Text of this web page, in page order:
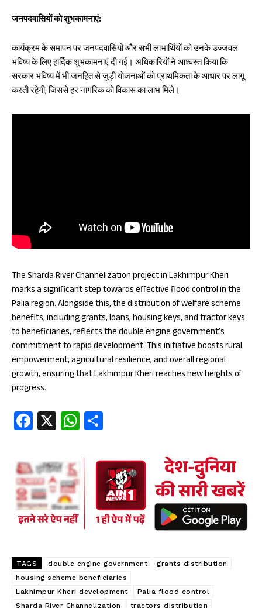
जनपदवासियों को शुभकामनाएं:
कार्यक्रम के समापन पर जनपदवासियों और सभी लाभार्थियों को उनके उज्जवल
भविष्य के लिए हार्दिक शुभकामनाएं दी गईं। अधिकारियों ने आश्वस्त किया कि
सरकार भविष्य में भी जनहित से जुड़ी योजनाओं को प्राथमिकता के आधार पर लागू
करती रहेगी, जिससे हर नागरिक को विकास का लाभ मिले।
The Sharda River Channelization project in Lakhimpur Kheri
marks a significant step towards effective flood control in the
Palia region. Alongside this, the distribution of welfare scheme
benefits, including grants, loans, housing keys, and tractor keys
to beneficiaries, reflects the double engine government’s
commitment to rapid development. This initiative boosts rural
empowerment, agricultural resilience, and overall regional
growth, ensuring that Lakhimpur Kheri reaches new heights of
progress.
Fa
ce
b
oo
k
X W
ha
ts
A
p
p
re
TAGS double engine government
grants distribution
housing scheme beneficiaries
Lakhimpur Kheri development
Palia flood control
Sharda River Channelization
tractors distribution